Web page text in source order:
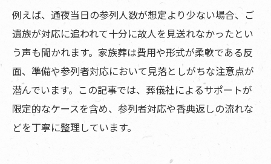
例えば、通夜当日の参列人数が想定より少ない場合、ご
遺族が対応に追われて十分に故人を見送れなかったとい
う声も聞かれます。家族葬は費用や形式が柔軟である反
面、準備や参列者対応において見落としがちな注意点が
潜んでいます。この記事では、葬儀社によるサポートが
限定的なケースを含め、参列者対応や香典返しの流れな
どを丁寧に整理しています。